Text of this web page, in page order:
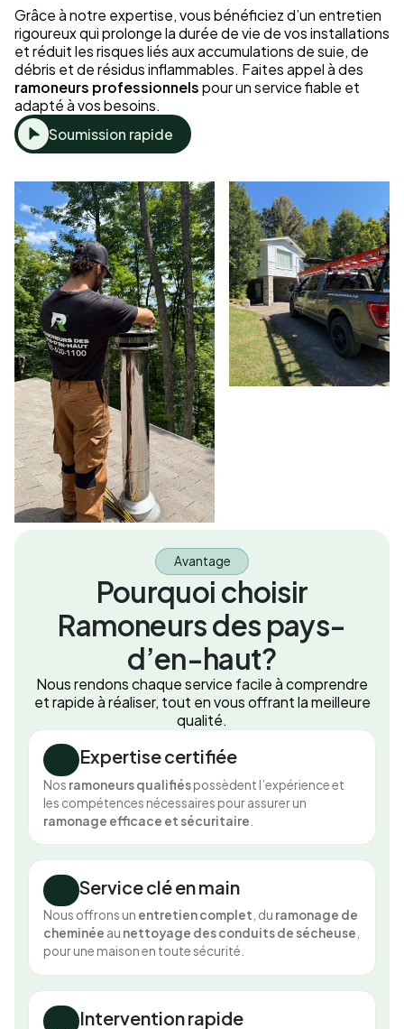
Grâce à notre expertise, vous bénéficiez d’un entretien
rigoureux qui prolonge la durée de vie de vos installations
et réduit les risques liés aux accumulations de suie, de
débris et de résidus inflammables. Faites appel à des
ramoneurs professionnels pour un service fiable et
adapté à vos besoins.
Soumission rapide
Avantage
Pourquoi choisir
Ramoneurs des pays-
d’en-haut?
Nous rendons chaque service facile à comprendre
et rapide à réaliser, tout en vous offrant la meilleure
qualité.
Expertise certifiée
Nos ramoneurs qualifiéspossèdent l’expérience et
les compétences nécessaires pour assurer un
ramonage efficace et sécuritaire
Service clé en main
Nous offrons un entretien complet , du ramonage de
cheminée au nettoyage des conduits de sécheuse
pour une maison en toute sécurité.
Intervention rapide